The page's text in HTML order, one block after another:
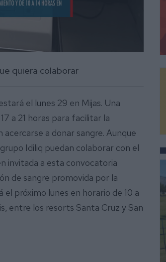
quiera colaborar
el lunes 29 en Mijas. Una
a 21 horas para facilitar la
a donar sangre. Aunque
Idiliq puedan colaborar con el
invitada a esta convocatoria
de sangre promovida por la
el próximo lunes en horario de 10 a
entre los resorts Santa Cruz y San